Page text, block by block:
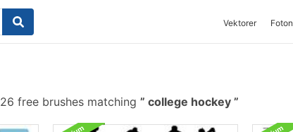
Vektorer Foton
26 free brushes matching college hockey